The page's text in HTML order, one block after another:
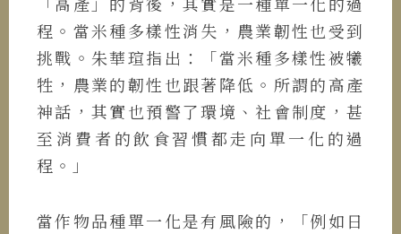
程。當米種多樣性消失，農業韌性也受到
挑戰。朱華瑄指出：「當米種多樣性被犧
牲，農業的韌性也跟著降低。所謂的高產
神話，其實也預警了環境、社會制度，甚
至消費者的飲食習慣都走向單一化的過
程。」
當作物品種單一化是有風險的，「例如日